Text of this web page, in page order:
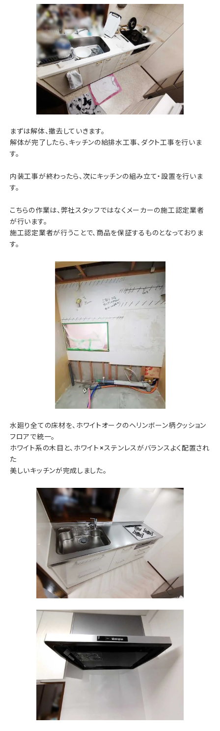
まずは解体、撤去していきます。
解体が完了したら、キッチンの給排水工事、ダクト工事を行いま
す。
内装工事が終わったら、次にキッチンの組み立て・設置を行いま
す。
こちらの作業は、弊社スタッフではなくメーカーの施工認定業者
が行います。
施工認定業者が行うことで、商品を保証するものとなっておりま
す。
水廻り全ての床材を、ホワイトオークのヘリンボーン柄クッション
フロアで統一。
ホワイト系の木目と、ホワイト×ステンレスがバランスよく配置され
た
美しいキッチンが完成しました。